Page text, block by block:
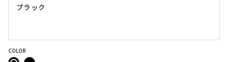
ブラック
COLOR